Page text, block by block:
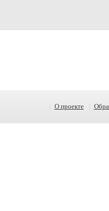
О проекте